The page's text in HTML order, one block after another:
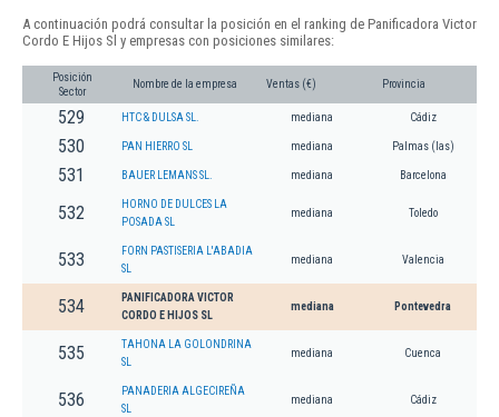
A continuación podrá consultar la posición en el ranking de Panificadora Victor
Cordo E Hijos Sl y empresas con posiciones similares:
Posición
Sector
Nombre de la empresa Ventas (€) Provincia
529 HTC & DULSA SL. mediana Cádiz
530 PAN HIERRO SL mediana Palmas (las)
531 BAUER LEMANS SL. mediana Barcelona
532
HORNO DE DULCES LA
POSADA SL
mediana Toledo
533
FORN PASTISERIA L'ABADIA
SL
mediana Valencia
534
PANIFICADORA VICTOR
CORDO E HIJOS SL
mediana Pontevedra
535
TAHONA LA GOLONDRINA
SL
mediana Cuenca
536
PANADERIA ALGECIREÑA
SL
mediana Cádiz